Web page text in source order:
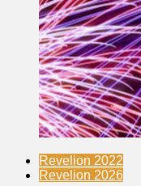
Revelion 2022
Revelion 2026